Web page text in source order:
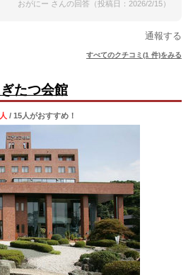
おがにー さんの回答（投稿日：2026/2/15）
通報する
すべてのクチコミ(1 件)をみる
たつ会館
人 / 15人がおすすめ！